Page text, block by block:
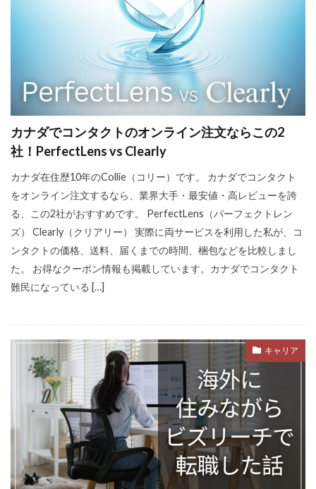
カナダでコンタクトのオンライン注文ならこの2
社！PerfectLens vs Clearly
カナダ在住歴10年のCollie（コリー）です。 カナダでコンタクト
をオンライン注文するなら、業界大手・最安値・高レビューを誇
る、この2社がおすすめです。 PerfectLens（パーフェクトレン
ズ） Clearly（クリアリー） 実際に両サービスを利用した私が、コ
ンタクトの価格、送料、届くまでの時間、梱包などを比較しまし
た。 お得なクーポン情報も掲載しています。カナダでコンタクト
難民になっている […]
キャリア